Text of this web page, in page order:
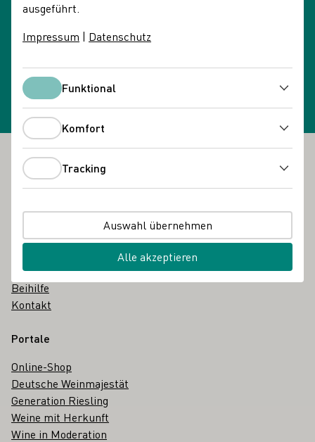
Newsletteranmeldung
Fußbereich
Das DWI
Über uns in einfacher Sprache
Glossar
Vergabebekanntmachungen
Beihilfe
Kontakt
Portale
Online-Shop
Deutsche Weinmajestät
Generation Riesling
Weine mit Herkunft
Wine in Moderation
ausgeführt.
Impressum | Datenschutz
FunktionalFunktional
Komfort
Tracking
Auswahl übernehmen
Alle akzeptieren